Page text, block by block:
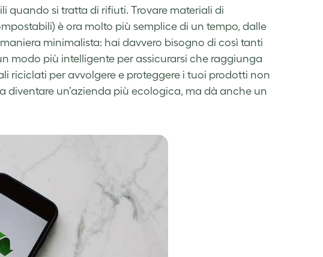
quando si tratta di rifiuti. Trovare materiali di
è ora molto più semplice di un tempo, dalle
minimalista: hai davvero bisogno di così tanti
modo più intelligente per assicurarsi che raggiunga
riciclati per avvolgere e proteggere i tuoi prodotti non
diventare un’azienda più ecologica, ma dà anche un